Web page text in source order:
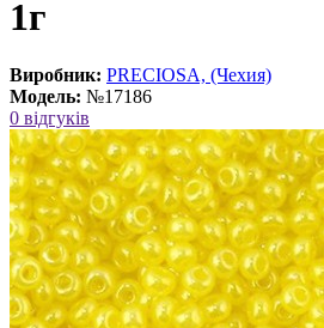
1г
Виробник: PRECIOSA, (Чехия)
Модель: №17186
0 відгуків